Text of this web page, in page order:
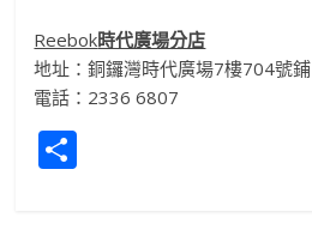
Reebok時代廣場分店
地址：銅鑼灣時代廣場7樓704號鋪
電話： 2336 6807